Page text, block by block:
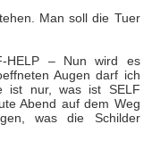
Man soll die Tuer
HELP – Nun wird es
Augen darf ich
ist nur, was ist SELF
Abend auf dem Weg
was die Schilder